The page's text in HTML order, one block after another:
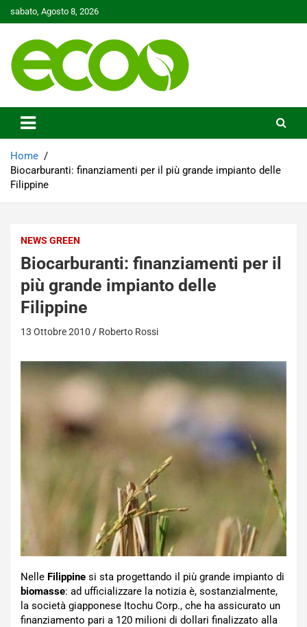
to
sabato, Agosto 8, 2026
Ecoo.it
Home
Biocarburanti: finanziamenti per il più grande impianto delle
Filippine
NEWS GREEN
Biocarburanti: finanziamenti per il
più grande impianto delle
Filippine
13 Ottobre 2010 Roberto Rossi
Nelle Filippine si sta progettando il più grande impianto di
biomasse: ad ufficializzare la notizia è, sostanzialmente,
la società giapponese Itochu Corp., che ha assicurato un
finanziamento pari a 120 milioni di dollari finalizzato alla